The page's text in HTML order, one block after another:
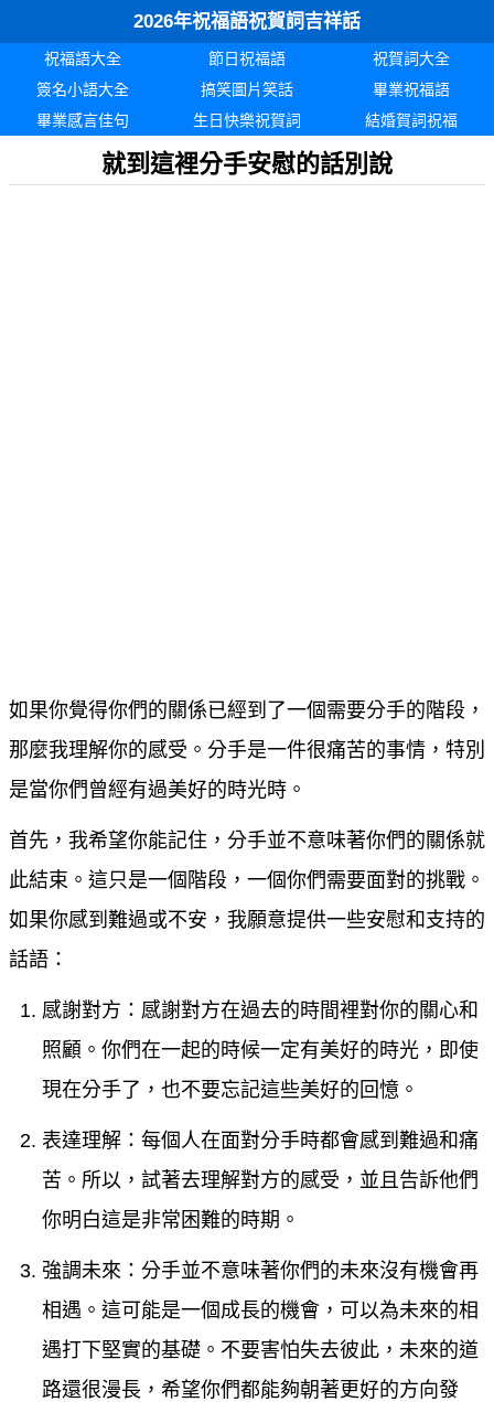
2026年祝福語祝賀詞吉祥話
祝福語大全 節日祝福語
祝賀詞大全
簽名小語大全
搞笑圖片笑話
畢業祝福語
畢業感言佳句
生日快樂祝賀詞 結婚賀詞祝福
就到這裡分手安慰的話別說
如果你覺得你們的關係已經到了一個需要分手的階段，
那麼我理解你的感受。分手是一件很痛苦的事情，特別
是當你們曾經有過美好的時光時。
首先，我希望你能記住，分手並不意味著你們的關係就
此結束。這只是一個階段，一個你們需要面對的挑戰。
如果你感到難過或不安，我願意提供一些安慰和支持的
話語：
感謝對方：感謝對方在過去的時間裡對你的關心和
照顧。你們在一起的時候一定有美好的時光，即使
現在分手了，也不要忘記這些美好的回憶。
表達理解：每個人在面對分手時都會感到難過和痛
苦。所以，試著去理解對方的感受，並且告訴他們
你明白這是非常困難的時期。
強調未來：分手並不意味著你們的未來沒有機會再
相遇。這可能是一個成長的機會，可以為未來的相
遇打下堅實的基礎。不要害怕失去彼此，未來的道
路還很漫長，希望你們都能夠朝著更好的方向發